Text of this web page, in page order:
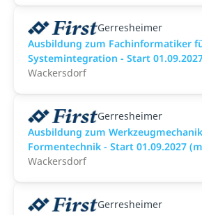
Gerresheimer
Ausbildung zum Fachinformatiker
Systemintegration - Start
Wackersdorf
Gerresheimer
Ausbildung zum
Formentechnik - Start 01.09.2027
Wackersdorf
Gerresheimer